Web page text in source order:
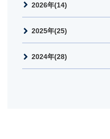
2026年(14)
2025年(25)
2024年(28)